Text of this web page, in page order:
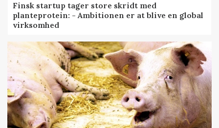
Finsk startup tager store skridt med
planteprotein: - Ambitionen er at blive en global
virksomhed